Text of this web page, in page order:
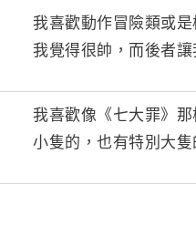
我喜歡動作冒險類或
我覺得很帥，而後者
我喜歡像《七大罪》
小隻的，也有特別大